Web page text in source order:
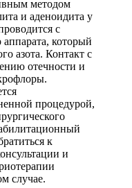
методом
и аденоидита у
с
который
азота. Контакт с
отечности и
процедурой,
к
и
случае.